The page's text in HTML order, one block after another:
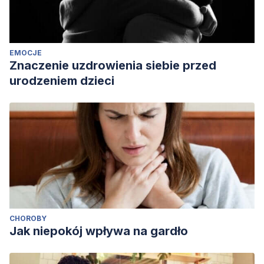
EMOCJE
Znaczenie uzdrowienia siebie przed
urodzeniem dzieci
CHOROBY
Jak niepokój wpływa na gardło